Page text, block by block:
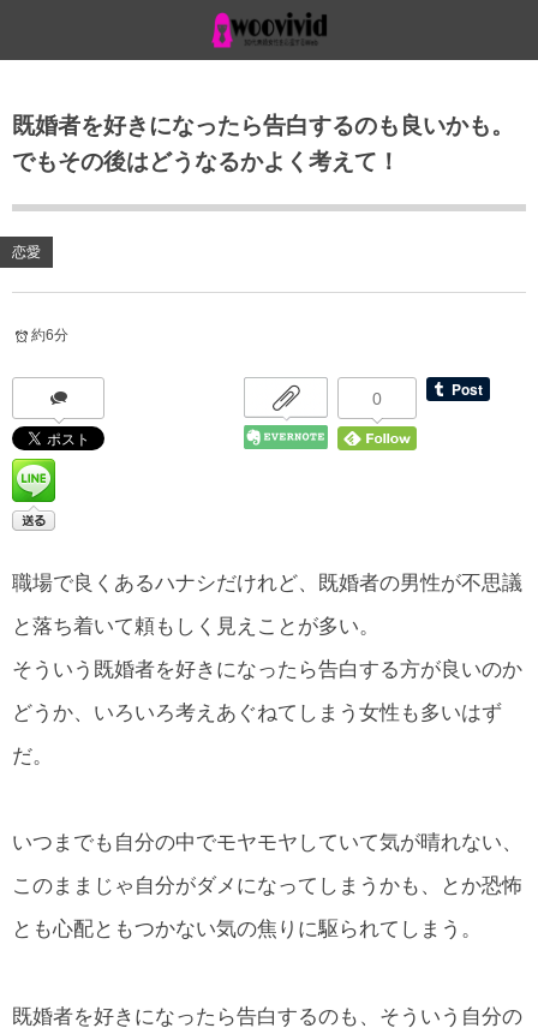
既婚者を好きになったら告白するのも良いかも。
でもその後はどうなるかよく考えて！
恋愛
約6分
0
職場で良くあるハナシだけれど、既婚者の男性が不思議
と落ち着いて頼もしく見えことが多い。
そういう既婚者を好きになったら告白する方が良いのか
どうか、いろいろ考えあぐねてしまう女性も多いはず
だ。
いつまでも自分の中でモヤモヤしていて気が晴れない、
このままじゃ自分がダメになってしまうかも、とか恐怖
とも心配ともつかない気の焦りに駆られてしまう。
既婚者を好きになったら告白するのも、そういう自分の